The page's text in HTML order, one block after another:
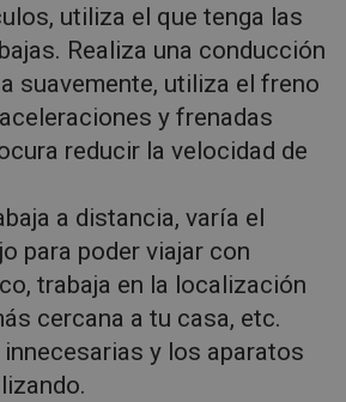
utiliza el que tenga las
Realiza una conducción
suavemente, utiliza el freno
y frenadas
reducir la velocidad de
a distancia, varía el
para poder viajar con
trabaja en la localización
cercana a tu casa, etc.
y los aparatos